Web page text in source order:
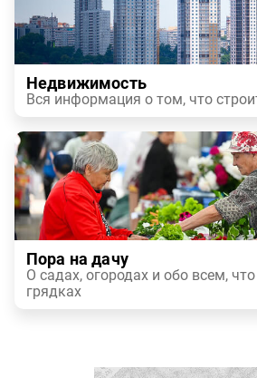
Недвижимость
Вся информация о том, что
Пора на дачу
О садах, огородах и обо всем, что
грядках